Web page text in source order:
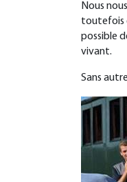
Nous
toutefois
possible
vivant.
Sans